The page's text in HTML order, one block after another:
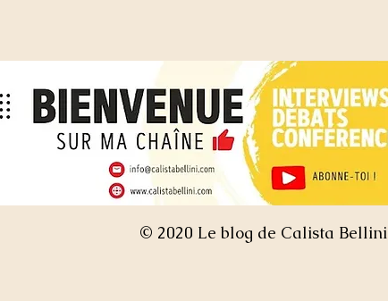
© 2020 Le blog de Calista Bellini